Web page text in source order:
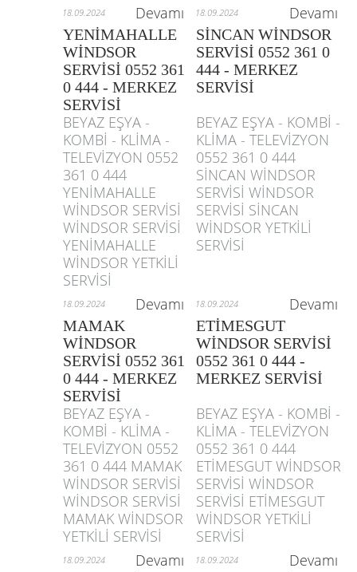
18.09.2024 Devamı 18.09.2024 Devamı
YENİMAHALLE
WİNDSOR
SERVİSİ 0552 361
0 444 - MERKEZ
SERVİSİ
SİNCAN WİNDSOR
SERVİSİ 0552 361 0
444 - MERKEZ
SERVİSİ
BEYAZ EŞYA -
KOMBİ - KLİMA -
TELEVİZYON 0552
361 0 444
YENİMAHALLE
WİNDSOR SERVİSİ
WİNDSOR SERVİSİ
YENİMAHALLE
WİNDSOR YETKİLİ
SERVİSİ
BEYAZ EŞYA - KOMBİ -
KLİMA - TELEVİZYON
0552 361 0 444
SİNCAN WİNDSOR
SERVİSİ WİNDSOR
SERVİSİ SİNCAN
WİNDSOR YETKİLİ
SERVİSİ
18.09.2024 Devamı 18.09.2024 Devamı
MAMAK
WİNDSOR
SERVİSİ 0552 361
0 444 - MERKEZ
SERVİSİ
ETİMESGUT
WİNDSOR SERVİSİ
0552 361 0 444 -
MERKEZ SERVİSİ
BEYAZ EŞYA -
KOMBİ - KLİMA -
TELEVİZYON 0552
361 0 444 MAMAK
WİNDSOR SERVİSİ
WİNDSOR SERVİSİ
MAMAK WİNDSOR
YETKİLİ SERVİSİ
BEYAZ EŞYA - KOMBİ -
KLİMA - TELEVİZYON
0552 361 0 444
ETİMESGUT WİNDSOR
SERVİSİ WİNDSOR
SERVİSİ ETİMESGUT
WİNDSOR YETKİLİ
SERVİSİ
18.09.2024 Devamı 18.09.2024 Devamı